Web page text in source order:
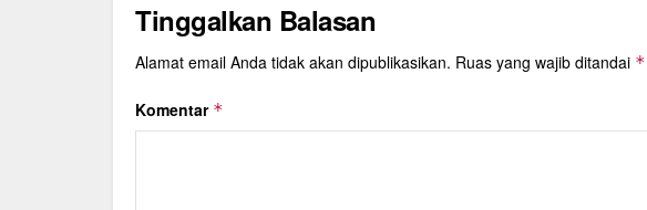
Tinggalkan Balasan
Alamat email Anda tidak akan dipublikasikan. Ruas yang wajib ditandai *
Komentar *